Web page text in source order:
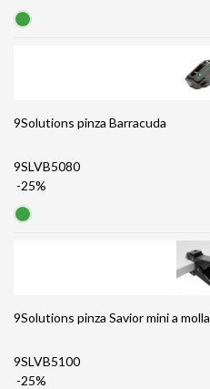
9Solutions pinza Barracuda
9SLVB5080
-25%
9Solutions pinza Savior mini a molla
9SLVB5100
-25%